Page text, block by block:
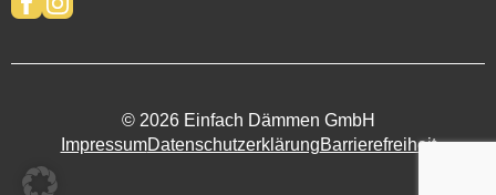
© 2026 Einfach Dämmen GmbH
ImpressumDatenschutzerklärungBarrierefreiheit